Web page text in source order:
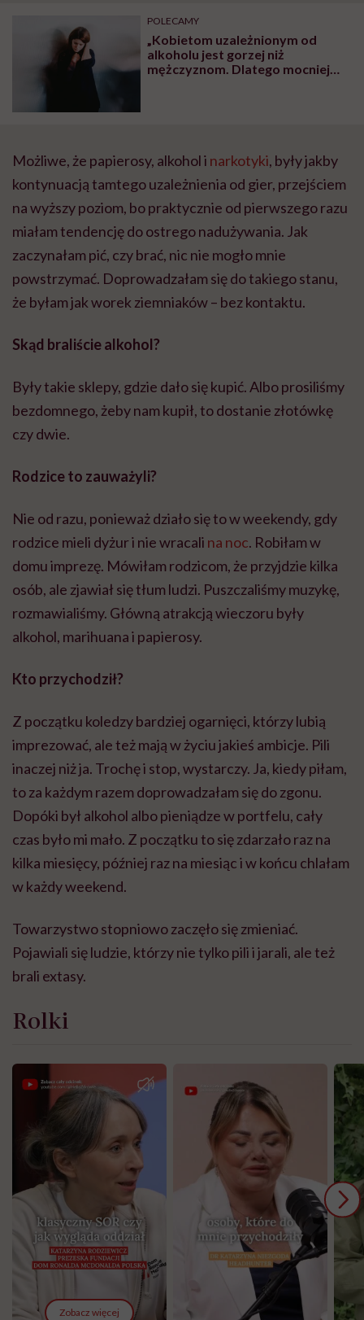
POLECAMY
„Kobietom uzależnionym od
alkoholu jest gorzej niż
mężczyznom. Dlatego mocniej
Możliwe, że papierosy, alkohol i narkotyki, były jakby
kontynuacją tamtego uzależnienia od gier, przejściem
na wyższy poziom, bo praktycznie od pierwszego razu
miałam tendencję do ostrego nadużywania. Jak
zaczynałam pić, czy brać, nic nie mogło mnie
powstrzymać. Doprowadzałam się do takiego stanu,
że byłam jak worek ziemniaków – bez kontaktu.
Skąd braliście alkohol?
Były takie sklepy, gdzie dało się kupić. Albo prosiliśmy
bezdomnego, żeby nam kupił, to dostanie złotówkę
czy dwie.
Rodzice to zauważyli?
Nie od razu, ponieważ działo się to w weekendy, gdy
rodzice mieli dyżur i nie wracali na noc. Robiłam w
domu imprezę. Mówiłam rodzicom, że przyjdzie kilka
osób, ale zjawiał się tłum ludzi. Puszczaliśmy muzykę,
rozmawialiśmy. Główną atrakcją wieczoru były
alkohol, marihuana i papierosy.
Kto przychodził?
Z początku koledzy bardziej ogarnięci, którzy lubią
imprezować, ale też mają w życiu jakieś ambicje. Pili
inaczej niż ja. Trochę i stop, wystarczy. Ja, kiedy piłam,
to za każdym razem doprowadzałam się do zgonu.
Dopóki był alkohol albo pieniądze w portfelu, cały
czas było mi mało. Z początku to się zdarzało raz na
kilka miesięcy, później raz na miesiąc i w końcu chlałam
w każdy weekend.
Towarzystwo stopniowo zaczęło się zmieniać.
Pojawiali się ludzie, którzy nie tylko pili i jarali, ale też
brali extasy.
Rolki
Zobacz więcej